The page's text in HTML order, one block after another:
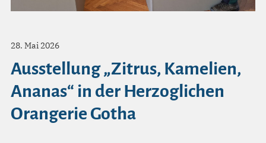
28. Mai 2026
Ausstellung „Zitrus, Kamelien,
Ananas“ in der Herzoglichen
Orangerie Gotha